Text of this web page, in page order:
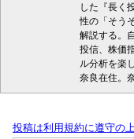
した『長く
性の「そう
解説する。
投信、株価
ル分析を楽
奈良在住。